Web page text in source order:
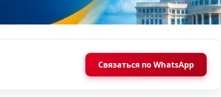
Связаться по WhatsApp